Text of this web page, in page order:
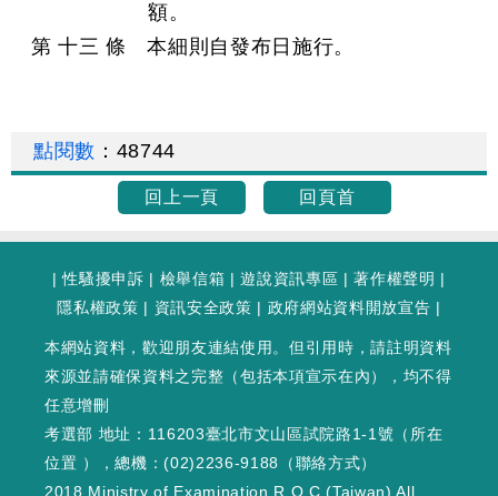
額。
第 十三 條 本細則自發布日施行。
點閱數 ： 48744
回上一頁 回頁首
|性騷擾申訴 | 檢舉信箱 |遊說資訊專區 |著作權聲明 |
隱私權政策 | 資訊安全政策 | 政府網站資料開放宣告 |
本網站資料，歡迎朋友連結使用。但引用時，請註明資料
來源並請確保資料之完整（包括本項宣示在內），均不得
任意增刪
考選部 地址：116203臺北市文山區試院路1-1號（ 所在
位置 ），總機：(02)2236-9188（聯絡方式）
2018 Ministry of Examination R.O.C.(Taiwan) All